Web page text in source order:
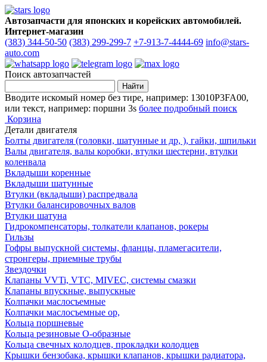
Автозапчасти для японских и корейских автомобилей.
Интернет-магазин
(383) 344-50-50 (383) 299-299-7 +7-913-7-4444-69 info@stars-
auto.com
Поиск автозапчастей
Вводите искомый номер без тире, например: 13010P3FA00,
или текст, например: поршни 3s более подробный поиск
Корзина
Детали двигателя
Болты двигателя (головки, шатунные и др, ), гайки, шпильки
Валы двигателя, валы коробки, втулки шестерни, втулки
коленвала
Вкладыши коренные
Вкладыши шатунные
Втулки (вкладыши) распредвала
Втулки балансировочных валов
Втулки шатуна
Гидрокомпенсаторы, толкатели клапанов, рокеры
Гильзы
Гофры выпускной системы, фланцы, пламегасители,
стронгеры, приемные трубы
Звездочки
Клапаны VVTi, VTC, MIVEC, системы смазки
Клапаны впускные, выпускные
Колпачки маслосъемные
Колпачки маслосъемные ор,
Кольца поршневые
Кольца резиновые О-образные
Кольца свечных колодцев, прокладки колодцев
Крышки бензобака, крышки клапанов, крышки радиатора,